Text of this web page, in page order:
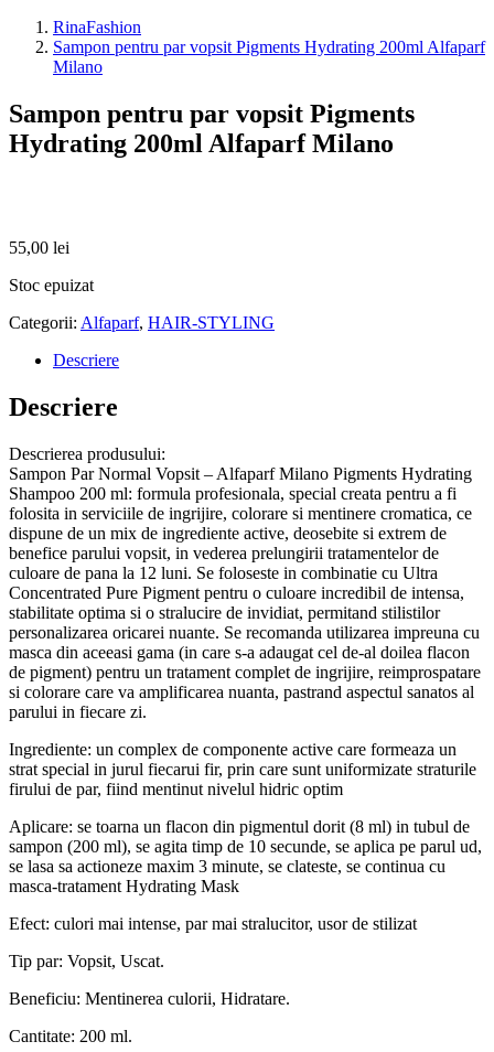
RinaFashion
Sampon pentru par vopsit Pigments Hydrating 200ml Alfaparf
Milano
Sampon pentru par vopsit Pigments
Hydrating 200ml Alfaparf Milano
55,00 lei
Stoc epuizat
Categorii: Alfaparf, HAIR-STYLING
Descriere
Descriere
Descrierea produsului:
Sampon Par Normal Vopsit – Alfaparf Milano Pigments Hydrating
Shampoo 200 ml: formula profesionala, special creata pentru a fi
folosita in serviciile de ingrijire, colorare si mentinere cromatica, ce
dispune de un mix de ingrediente active, deosebite si extrem de
benefice parului vopsit, in vederea prelungirii tratamentelor de
culoare de pana la 12 luni. Se foloseste in combinatie cu Ultra
Concentrated Pure Pigment pentru o culoare incredibil de intensa,
stabilitate optima si o stralucire de invidiat, permitand stilistilor
personalizarea oricarei nuante. Se recomanda utilizarea impreuna cu
masca din aceeasi gama (in care s-a adaugat cel de-al doilea flacon
de pigment) pentru un tratament complet de ingrijire, reimprospatare
si colorare care va amplificarea nuanta, pastrand aspectul sanatos al
parului in fiecare zi.
Ingrediente: un complex de componente active care formeaza un
strat special in jurul fiecarui fir, prin care sunt uniformizate straturile
firului de par, fiind mentinut nivelul hidric optim
Aplicare: se toarna un flacon din pigmentul dorit (8 ml) in tubul de
sampon (200 ml), se agita timp de 10 secunde, se aplica pe parul ud,
se lasa sa actioneze maxim 3 minute, se clateste, se continua cu
masca-tratament Hydrating Mask
Efect: culori mai intense, par mai stralucitor, usor de stilizat
Tip par: Vopsit, Uscat.
Beneficiu: Mentinerea culorii, Hidratare.
Cantitate: 200 ml.